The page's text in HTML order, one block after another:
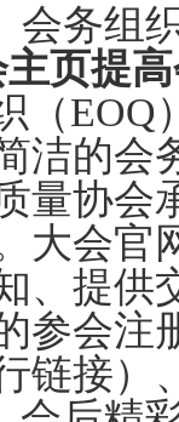
会务组
主页提
（EOQ
洁的会
量协会
大会官
、提供
参会注
链接）